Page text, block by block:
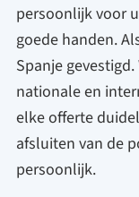
persoonlijk voor
goede handen.
Spanje
nationale en
elke offerte
afsluiten van de
persoonlijk.